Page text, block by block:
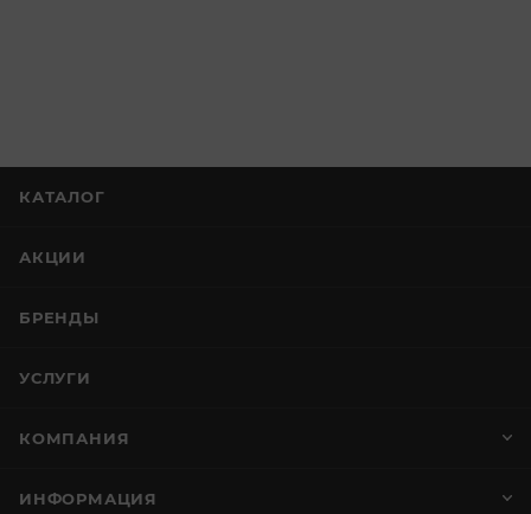
КАТАЛОГ
АКЦИИ
БРЕНДЫ
УСЛУГИ
КОМПАНИЯ
ИНФОРМАЦИЯ